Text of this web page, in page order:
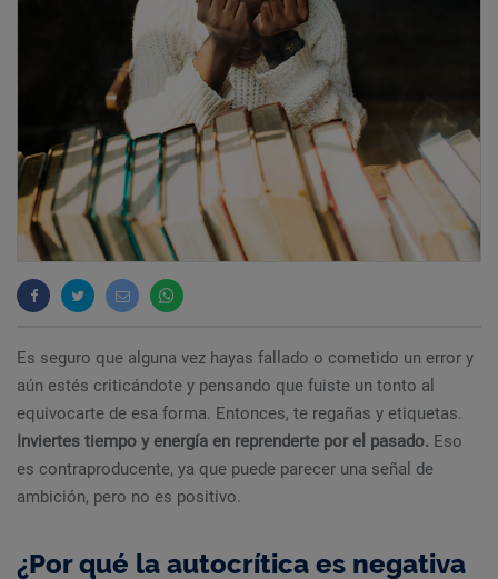
Es seguro que alguna vez hayas fallado o cometido un error y
aún estés criticándote y pensando que fuiste un tonto al
equivocarte de esa forma. Entonces, te regañas y etiquetas.
Inviertes tiempo y energía en reprenderte por el pasado. Eso
es contraproducente, ya que puede parecer una señal de
ambición, pero no es positivo.
¿Por qué la autocrítica es negativa